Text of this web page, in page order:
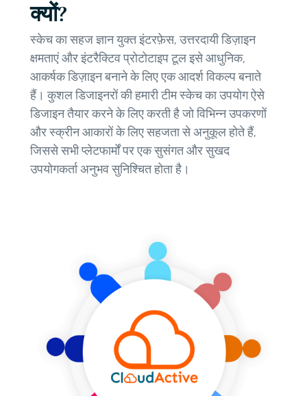
क्यों?
स्केच का सहज ज्ञान युक्त इंटरफ़ेस, उत्तरदायी डिज़ाइन
क्षमताएं और इंटरैक्टिव प्रोटोटाइप टूल इसे आधुनिक,
आकर्षक डिज़ाइन बनाने के लिए एक आदर्श विकल्प बनाते
हैं। कुशल डिजाइनरों की हमारी टीम स्केच का उपयोग ऐसे
डिजाइन तैयार करने के लिए करती है जो विभिन्न उपकरणों
और स्क्रीन आकारों के लिए सहजता से अनुकूल होते हैं,
जिससे सभी प्लेटफार्मों पर एक सुसंगत और सुखद
उपयोगकर्ता अनुभव सुनिश्चित होता है।